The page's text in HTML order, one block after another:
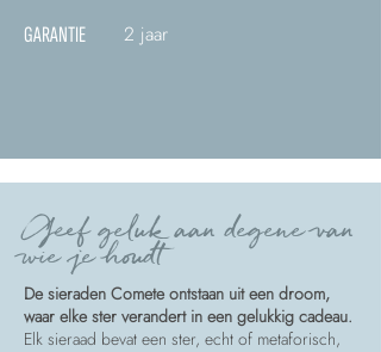
GARANTIE 2 jaar
Geef geluk aan degene van
wie je houdt
De sieraden Comete ontstaan uit een droom,
waar elke ster verandert in een gelukkig cadeau.
Elk sieraad bevat een ster, echt of metaforisch,